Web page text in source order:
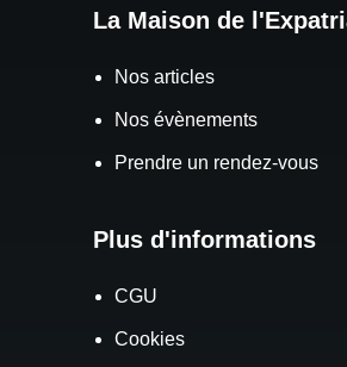
La Maison de
Nos articles
Nos évènements
Prendre un rendez-vous
Plus d'informations
CGU
Cookies